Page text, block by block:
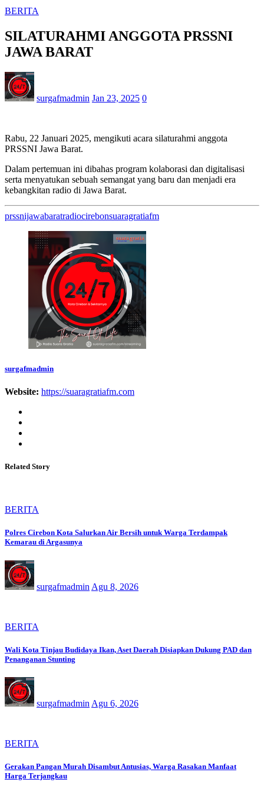
BERITA
SILATURAHMI ANGGOTA PRSSNI
JAWA BARAT
surgafmadmin Jan 23, 2025 0
Rabu, 22 Januari 2025, mengikuti acara silaturahmi anggota
PRSSNI Jawa Barat.
Dalam pertemuan ini dibahas program kolaborasi dan digitalisasi
serta menyatukan sebuah semangat yang baru dan menjadi era
kebangkitan radio di Jawa Barat.
prssnijawabaratradiocirebonsuaragratiafm
surgafmadmin
Website: https://suaragratiafm.com
Related Story
BERITA
Polres Cirebon Kota Salurkan Air Bersih untuk Warga Terdampak
Kemarau di Argasunya
surgafmadmin Agu 8, 2026
BERITA
Wali Kota Tinjau Budidaya Ikan, Aset Daerah Disiapkan Dukung PAD dan
Penanganan Stunting
surgafmadmin Agu 6, 2026
BERITA
Gerakan Pangan Murah Disambut Antusias, Warga Rasakan Manfaat
Harga Terjangkau